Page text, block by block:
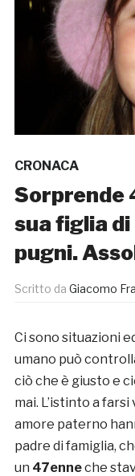
CRONACA
Sorprende
sua figlia di
pugni.
Scritto da Giacomo
Ci sono situazioni
umano può
ciò che è giusto e
mai. L’istinto a
amore paterno
padre di famiglia,
un 47enneche